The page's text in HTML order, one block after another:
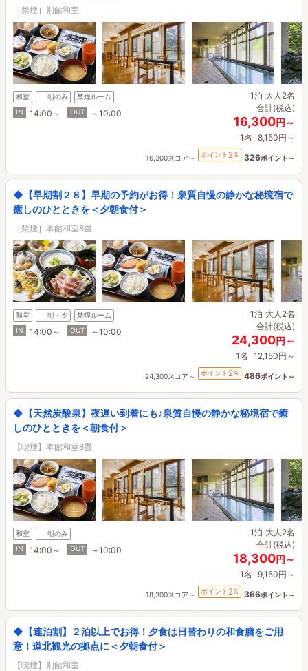
［禁煙］別館和室
和室 朝のみ
禁煙ルーム
IN
14:00～ OUT ～10:00
1泊 大人2名
合計(税込)
16,300円～
1名 8,150円～
16,300スコア～ ポイント 2% 326ポイント～
◆【早期割２８】早期の予約がお得！泉質自慢の静かな秘境宿で
癒しのひとときを＜夕朝食付＞
［禁煙］本館和室8畳
和室 朝・夕
禁煙ルーム
IN
14:00～ OUT ～10:00
1泊 大人2名
合計(税込)
24,300円～
1名 12,150円～
24,300スコア～ ポイント 2% 486ポイント～
◆【天然炭酸泉】夜遅い到着にも♪泉質自慢の静かな秘境宿で癒
しのひとときを＜朝食付＞
【喫煙】本館和室8畳
和室
朝のみ
IN
14:00～ OUT ～10:00
1泊 大人2名
合計(税込)
18,300円～
1名 9,150円～
18,300スコア～ ポイント 2% 366ポイント～
◆【連泊割】２泊以上でお得！夕食は日替わりの和食膳をご用
意！道北観光の拠点に＜夕朝食付＞
【喫煙】別館和室